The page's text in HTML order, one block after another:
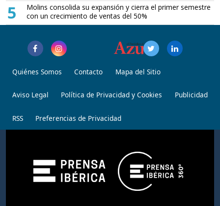
5
Molins consolida su expansión y cierra el primer semestre
con un crecimiento de ventas del 50%
Quiénes Somos Contacto Mapa del Sitio
Aviso Legal Política de Privacidad y Cookies Publicidad
RSS Preferencias de Privacidad